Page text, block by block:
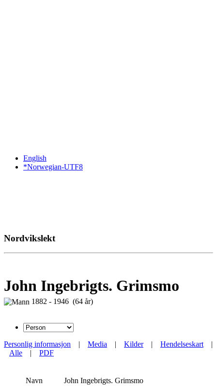
English
*Norwegian-UTF8
Nordvikslekt
John Ingebrigts. Grimsmo
1882 - 1946 (64 år)
Personlig informasjon | Media | Kilder| Hendelseskart |
Alle | PDF
Navn John Ingebrigts. Grimsmo